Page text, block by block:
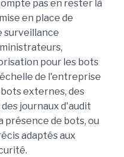
pas en rester là
en place de
surveillance
pour les bots
de l'entreprise
externes, des
journaux d'audit
de bots, ou
adaptés aux